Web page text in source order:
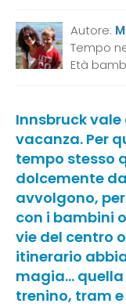
Autore:
Tempo
Età
Innsbruck
vacanza. Per
tempo stesso
dolcemente
avvolgono,
con i bambini
vie del centro
itinerario
magia…
trenino, tram